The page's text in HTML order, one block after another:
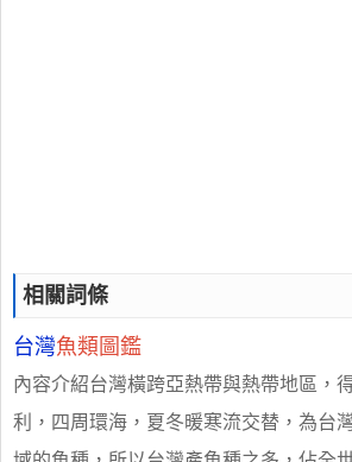
相關詞條
台灣魚類圖鑑
內容介紹台灣橫跨亞熱帶與熱帶地區，
利，四周環海，夏冬暖寒流交替，為台